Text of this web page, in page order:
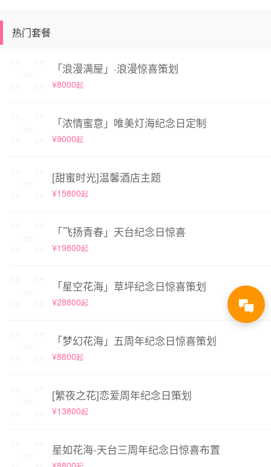
热门套餐
「浪漫满屋」·浪漫惊喜策划
¥8000起
「浓情蜜意」唯美灯海纪念日定制
¥9000起
[甜蜜时光]温馨酒店主题
¥15800起
「飞扬青春」天台纪念日惊喜
¥19800起
「星空花海」草坪纪念日惊喜策划
¥28800起
「梦幻花海」五周年纪念日惊喜策划
¥8800起
[繁夜之花]恋爱周年纪念日策划
¥13800起
星如花海-天台三周年纪念日惊喜布置